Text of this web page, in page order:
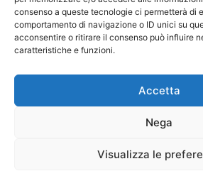
consenso a queste tecnologie ci permetterà di
comportamento di navigazione o ID unici su
acconsentire o ritirare il consenso può influire
caratteristiche e funzioni.
Accetta
Nega
Visualizza le
Cookie Policy